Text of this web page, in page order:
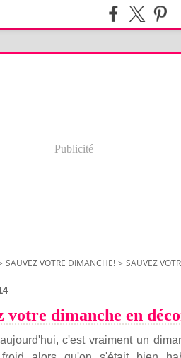
Publicité
SAUVEZ VOTRE DIMANCHE! > SAUVEZ
votre dimanche en
c'est vraiment un